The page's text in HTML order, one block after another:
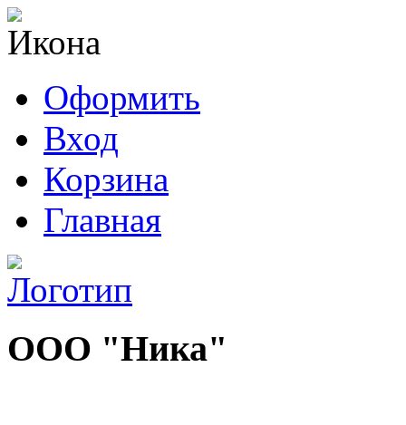
Оформить
Вход
Корзина
Главная
ООО "Ника"